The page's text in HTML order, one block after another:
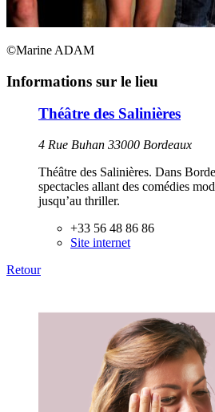
©Marine ADAM
Informations sur le lieu
Théâtre des Salinières
4 Rue Buhan 33000 Bordeaux
Théâtre des Salinières. Dans
spectacles allant des comédies
jusqu’au thriller.
+33 56 48 86 86
Site internet
Retour